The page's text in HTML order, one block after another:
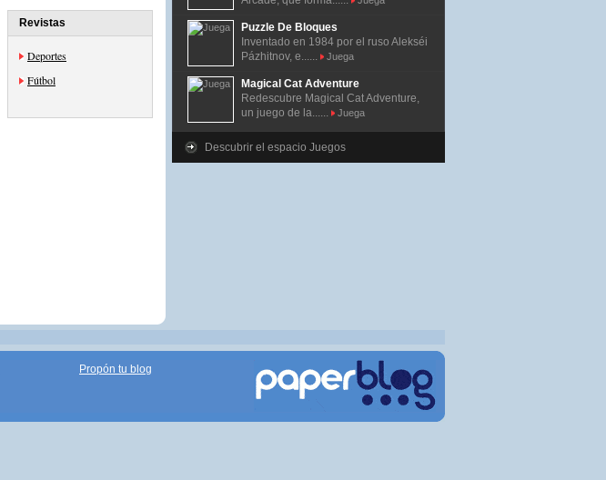
Revistas
Deportes
Fútbol
Puzzle De Bloques
Inventado en 1984 por el ruso Alekséi
Pázhitnov, e......
Juega
Magical Cat Adventure
Redescubre Magical Cat Adventure,
un juego de la......
Juega
Descubrir el espacio Juegos
Propón tu blog